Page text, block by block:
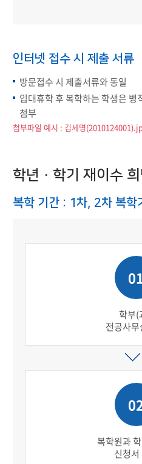
인터넷 접수 시 제출 서류
방문접수 시 제출서류와 동일
입대휴학 후 복학하는 학생은
첨부
첨부파일 예시 : 김세명
학년·학기 재이수
복학 기간 : 1차, 2차 복학
학부(
전공사무
복학원과
신청서